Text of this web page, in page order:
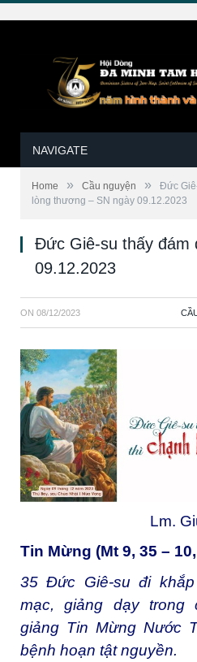
NAVIGATE
Home » Cầu nguyện »
Đức
lòng thương – SN ngày 09.12.2023
Đức Giê-su thấy đám
09.12.2023
ON 08/12/2023
Lm.
Tin Mừng (Mt 9, 35 –
35 Đức Giê-su đi
mạc, giảng dạy trong
giảng Tin Mừng Nước
bệnh hoạn tật nguyền.